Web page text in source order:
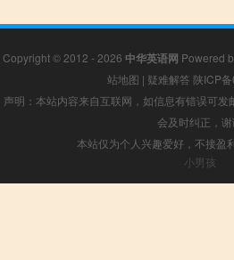
Copyright © 2012 - 2026 中华英语网 Powered
站地图 | 疑难解答 陕ICP
声明：本站内容来自互联网，如信息有错误可
会及时纠正，谢
本站仅为个人兴趣爱好，不接盈
小男孩